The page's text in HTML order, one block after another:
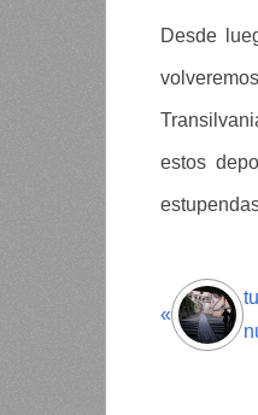
Desde
estos
«